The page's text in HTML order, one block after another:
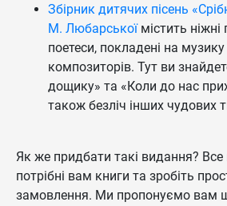
Збірник дитячих пісень
М. Любарськоїмістить ніжні
поетеси, покладені на музику
композиторів. Тут ви
дощику» та «Коли до нас
також безліч інших чудових
Як же придбати такі видання? Все
потрібні вам книги та зробіть
замовлення. Ми пропонуємо вам